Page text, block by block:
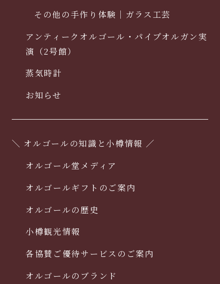
その他の手作り体験｜ガラス工芸
アンティークオルゴール・パイプオルガン実
演（2号館）
蒸気時計
お知らせ
＼ オルゴールの知識と小樽情報 ／
オルゴール堂メディア
オルゴールギフトのご案内
オルゴールの歴史
小樽観光情報
各協賛ご優待サービスのご案内
オルゴールのブランド